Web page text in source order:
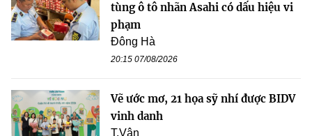
tùng ô tô nhãn Asahi có dấu hiệu vi
phạm
Đông Hà
20:15 07/08/2026
Vẽ ước mơ, 21 họa sỹ nhí được BIDV
vinh danh
T.Vân